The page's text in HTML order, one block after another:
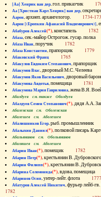
[Аа] Хенрик ван дер, гол. приказчик
Аа [Христиан Карл Хенрик] ван дер,
Аарон, архиеп. архангелогор. 1734-
Аарон [(Еропкин Афанасий Владимирович)],
Абабуров Алексей(*), констапель 1782
Абаза, сек.-майор Острогож. гусар.
Абаза Иван, поручик 1782
Абаза Константин, прапорщик 1779
Абаковский Франц 1765
Абакулов Евдоким Степанович,
Абакумов Влас, дворовый М.С. Челеева
Абакумов Яков Васильевич, дворовый
Абакумова Авдотья, помещица 1781
Абакумова Мария Гавриловна, жена В.Я.
Абалдуев см. также Оболдуев
Абалдуев Семен Степанович(*), дядя А.А.
Абаленская см. Оболенская
Абалешев см. Аболешев
Абалишников Егор, рыб.
Абалыхин Даниил(*), полковой писарь
Абальянинов см. Обольянинов
Абаляшев см. Аболешев
Абарин Иван(*), помещик 1782
Абарин Петр(*), крестьянин В.
Абарин Филипп(*), крестьянин В.
Абарина Соломонида(*), вдова,
Абаринов Осип, унтер-лейт. флота 1777
Абатуров Алексей Никитич, фурьер лейб-
1782